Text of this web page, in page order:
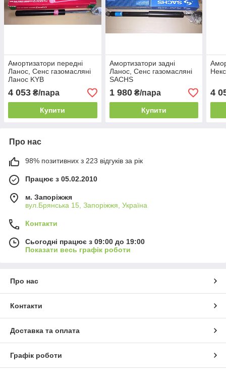
Амортизатори передні
Ланос, Сенс газомасляні
Ланос KYB
4 053 ₴/пара
Купити
Амортизатори задні
Ланос, Сенс газомасляні
SACHS
1 980₴/пара
Купити
4
Про нас
98% позитивних з 223 відгуків за рік
Працює з 05.02.2010
м. Запоріжжя
вул.Брянська 15, Запоріжжя, Україна
Контакти
Сьогодні працює з 09:00 до 19:00
Показати весь графік роботи
Про нас
Контакти
Доставка та оплата
Графік роботи